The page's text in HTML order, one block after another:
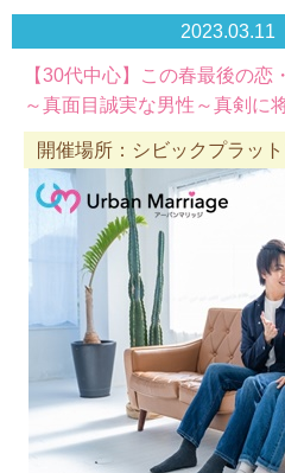
【30代中心】この春最後の恋
～真面目誠実な男性～真剣に
開催場所：シビックプラ